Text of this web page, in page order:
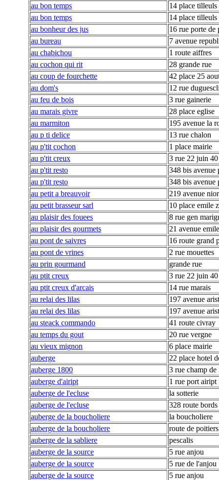
au bon temps
14 place tilleuls
au bon temps
14 place tilleuls
au bonheur des jus
16 rue porte de
au bureau
7 avenue
au chabichou
1 route aiffres
au cochon qui rit
28 grande rue
au coup de fourchette
42 place 25
au dom's
12 rue
au feu de bois
3 rue gainerie
au marais givre
28 place eglise
au marmiton
195 avenue la
au p ti delice
13 rue chalon
au p'tit cochon
1 place mairie
au p'tit creux
3 rue 22 juin 40
au p'tit resto
348 bis avenue
au p'tit resto
348 bis avenue
au petit a breauvoir
219 avenue
au petit brasseur sarl
10 place emile
au plaisir des fouees
8 rue gen
au plaisir des gourmets
21 avenue
au pont de saivres
16 route grand
au pont de vrines
2 rue mouettes
au prin gourmand
grande rue
au ptit creux
3 rue 22 juin 40
au ptit creux d'arcais
14 rue marais
au relai des lilas
197 avenue
au relai des lilas
197 avenue
au steack commando
41 route civray
au temps du gout
20 rue vergne
au vieux mignon
6 place mairie
auberge
22 place hotel
auberge 1800
3 rue champ de
auberge d'aiript
1 rue port aiript
auberge de l'ecluse
la sotterie
auberge de l'ecluse
328 route bords
auberge de la boucholiere
la boucholiere
auberge de la boucholiere
route de
auberge de la sabliere
pescalis
auberge de la source
5 rue anjou
auberge de la source
5 rue de l'anjou
auberge de la source
5 rue anjou